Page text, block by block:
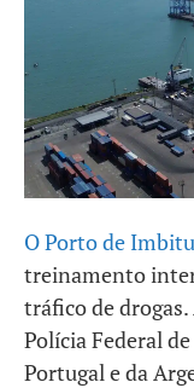
O Porto de
treinamento
tráfico de
Polícia Federal
Portugal e da